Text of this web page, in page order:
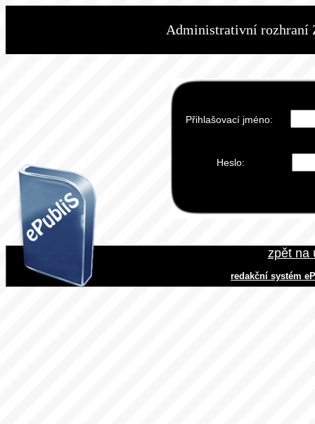
Administrativní rozhraní
Přihlašovací jméno:
Heslo:
zpět na
redakční systém